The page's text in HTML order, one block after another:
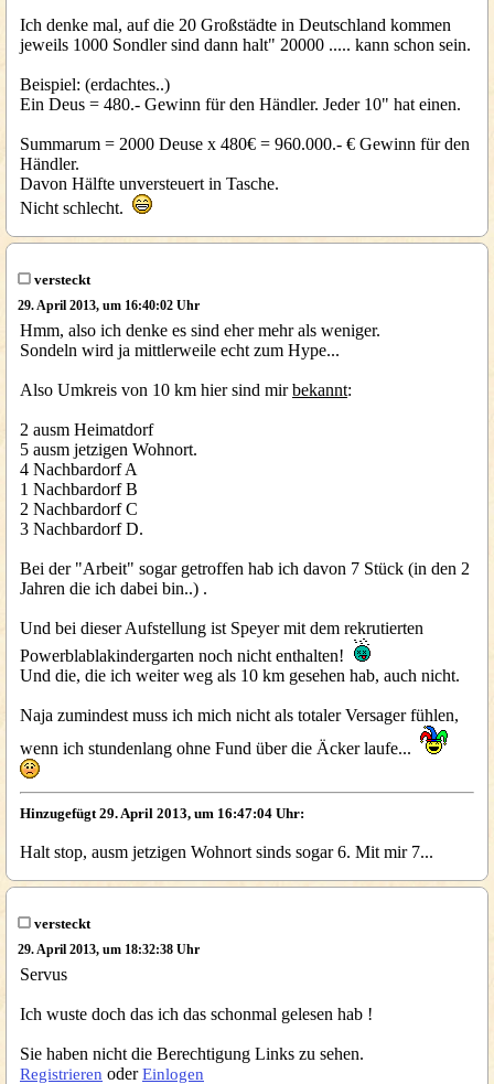
Ich denke mal, auf die 20 Großstädte in Deutschland kommen
jeweils 1000 Sondler sind dann halt" 20000 ..... kann schon sein.
Beispiel: (erdachtes..)
Ein Deus = 480.- Gewinn für den Händler. Jeder 10" hat einen.
Summarum = 2000 Deuse x 480€ = 960.000.- € Gewinn für den
Händler.
Davon Hälfte unversteuert in Tasche.
Nicht schlecht.
versteckt
29. April 2013, um 16:40:02 Uhr
Hmm, also ich denke es sind eher mehr als weniger.
Sondeln wird ja mittlerweile echt zum Hype...
Also Umkreis von 10 km hier sind mirbekannt:
2 ausm Heimatdorf
5 ausm jetzigen Wohnort.
4 Nachbardorf A
1 Nachbardorf B
2 Nachbardorf C
3 Nachbardorf D.
Bei der "Arbeit" sogar getroffen hab ich davon 7 Stück (in den 2
Jahren die ich dabei bin..) .
Und bei dieser Aufstellung ist Speyer mit dem rekrutierten
Powerblablakindergarten noch nicht enthalten!
Und die, die ich weiter weg als 10 km gesehen hab, auch nicht.
Naja zumindest muss ich mich nicht als totaler Versager fühlen,
wenn ich stundenlang ohne Fund über die Äcker laufe...
Hinzugefügt 29. April 2013, um 16:47:04 Uhr:
Halt stop, ausm jetzigen Wohnort sinds sogar 6. Mit mir 7...
versteckt
29. April 2013, um 18:32:38 Uhr
Servus
Ich wuste doch das ich das schonmal gelesen hab !
Sie haben nicht die Berechtigung Links zu sehen.
Registrieren oderEinlogen